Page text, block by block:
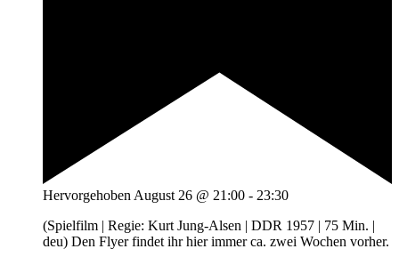
Hervorgehoben August 26 @ 21:00 - 23:30
(Spielfilm | Regie: Kurt Jung-Alsen | DDR 1957 | 75 Min. |
deu) Den Flyer findet ihr hier immer ca. zwei Wochen vorher.